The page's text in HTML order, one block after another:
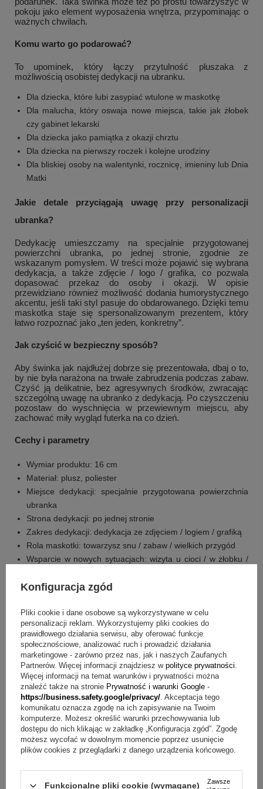
pokoju jako element wyposażenia wnętrza, przypominając o
ważnych chwilach.
Komu warto go podarować?
To upominek, który łączy przytulność pluszaka z
możliwością osobistej dedykacji na ubranku.
Dla dziecka, które lubi zasypiać wtulone w maskotkę
Dla malucha, który oswaja nowe miejsca, takie jak żłobek
czy gabinet lekarski
Dla dziecka jako pamiątka z okazji chrztu
Dla dziecka na pierwszy roczek i kolejne urodziny
Dla bliskiej osoby na walentynki, rocznicę, imieniny lub Dnia
Matki
Jakie detale przyciągają uwagę przy personalizacji
ubranka?
Dedykację umieszczamy na specjalnie przygotowanej
powierzchni ubranka, po jednej stronie, zgodnie ze
wskazanym pomysłem. W treści może pojawić się wybrana
dedykacja, a także zdjęcie / logo / grafika, co pozwala
dopasować przekaz do osoby i okazji. W opisie
przewidziano również możliwość dodania humorystycznego
akcentu, jeśli taki styl pasuje do obdarowanego. Dzięki temu
maskotka staje się spersonalizowanym prezentem, który
łatwo rozpoznać jako „ten jeden, konkretny”.
Jak czyścić w bezpieczny sposób?
Aby świnka jak najdłużej dobrze się prezentowała, dbaj o to,
by nie była narażona na trwałe zabrudzenia podczas zabaw.
Czyść ją delikatnie, bez agresywnych środków, zwracając
szczególną uwagę na ubranko z dedykacją. Po czyszczeniu
pozostaw do wyschnięcia w przewiewnym miejscu, aby
zachować miły wygląd futerka na co dzień.
Cechy i parametry
Wymiar produktu: 16 cm
Materiał: plusz, poliester
Miejsce dedykacji: specjalnie przygotowana powierzchnia
ubranka
Strona dedykacji: po jednej stronie
Zakres dedykacji: dedykacja ze zdjęciem / logiem / grafiką
Rola maskotki: towarzysz snu / zabaw / wielkich przygód
Wsparcie w nowych sytuacjach: wizyta u cioci / w żłobku /
Wpływ przy przytulaniu: dziecku łatwiej będzie zasnąć
uspokaja
Okazje wręczenia: urodzin / walentynek / rocznicy
Okazje pamiątkowe: chrztu / pierwszego roczku / kolejnych
urodzin
Rola w przestrzeni: wyjątkowy element wyposażenia
wnętrza
Co otrzymujesz w zestawie?
maskotka
dedykacja na ubranku z możliwością umieszczenia zdjęcia
Konfiguracja zgód
Pliki cookie i dane osobowe są wykorzystywane w celu
personalizacji reklam. Wykorzystujemy pliki cookies do
prawidłowego działania serwisu, aby oferować funkcje
społecznościowe, analizować ruch i prowadzić działania
marketingowe - zarówno przez nas, jak i naszych Zaufanych
Partnerów. Więcej informacji znajdziesz w polityce prywatności.
Więcej informacji na temat warunków i prywatności można
znaleźć także na stronie Prywatność i warunki Google -
https://business.safety.google/privacy/. Akceptacja tego
komunikatu oznacza zgodę na ich zapisywanie na Twoim
komputerze. Możesz określić warunki przechowywania lub
dostępu do nich klikając w zakładkę „Konfiguracja zgód”. Zgodę
możesz wycofać w dowolnym momencie poprzez usunięcie
plików cookies z przeglądarki z danego urządzenia końcowego.
Funkcjonalne pliki cookie (wymagane)
Zawsze